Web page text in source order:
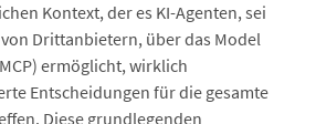
Kontext, der es KI-Agenten, sei
Drittanbietern, über das Model
ermöglicht, wirklich
Entscheidungen für die gesamte
Diese grundlegenden